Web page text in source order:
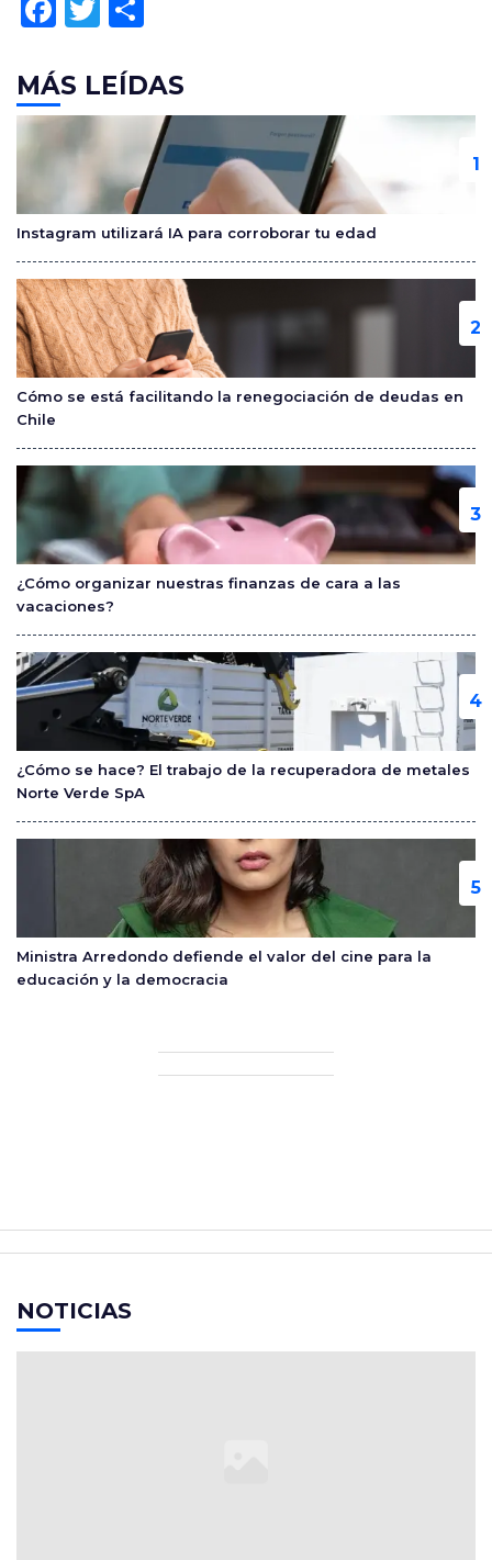
F
c
e
b
o
k
T
itt
er
m
p
ar
tir
MÁS LEÍDAS
Instagram utilizará IA para corroborar tu edad
Cómo se está facilitando la renegociación de deudas en
Chile
¿Cómo organizar nuestras finanzas de cara a las
vacaciones?
¿Cómo se hace? El trabajo de la recuperadora de metales
Norte Verde SpA
Ministra Arredondo defiende el valor del cine para la
educación y la democracia
NOTICIAS